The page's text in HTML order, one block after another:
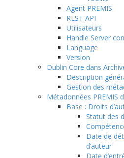
Agent PREMIS
REST API
Utilisateurs
Handle Server
Language
Version
Dublin Core dans
Description
Gestion des
Métadonnées PREMIS
Base : Droits
Statut des
Date de
d’auteur
Date